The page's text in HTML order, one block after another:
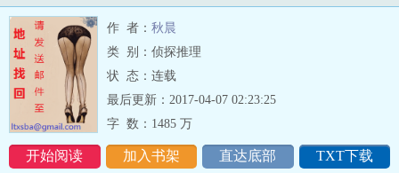
作 者： 秋晨
类 别：侦探推理
状 态：连载
开始阅读 加入书架 直达底部 TXT下载
最后更新：2017-04-07 02:23:25
字 数： 1485 万